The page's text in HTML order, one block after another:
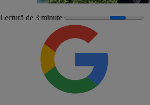
Lectură de 3 minute